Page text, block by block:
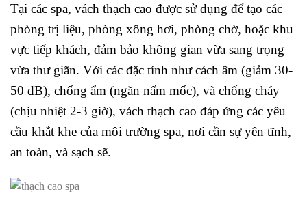
Tại các spa, vách thạch cao được sử dụng để tạo các
phòng trị liệu, phòng xông hơi, phòng chờ, hoặc khu
vực tiếp khách, đảm bảo không gian vừa sang trọng
vừa thư giãn. Với các đặc tính như cách âm (giảm 30-
50 dB), chống ẩm (ngăn nấm mốc), và chống cháy
(chịu nhiệt 2-3 giờ), vách thạch cao đáp ứng các yêu
cầu khắt khe của môi trường spa, nơi cần sự yên tĩnh,
an toàn, và sạch sẽ.